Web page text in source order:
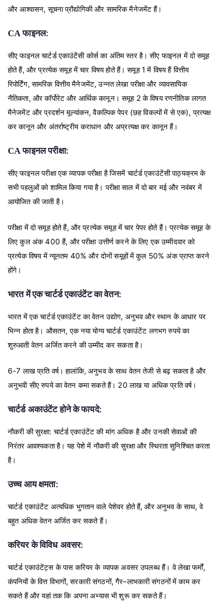
और आश्वासन,सूचना प्रौद्योगिकी और सामरिक मैनेजमेंट हैं।
CA फाइनल:
सीए फाइनल चार्टर्ड एकाउंटेंसी कोर्स का अंतिम स्तर है। सीए फाइनल में दो समूह
होते हैं, और प्रत्येक समूह में चार विषय होते हैं। समूह1में विषय हैं वित्तीय
रिपोर्टिंग,सामरिक वित्तीय मैनेजमेंट,उन्नत लेखा परीक्षा और व्यावसायिक
नैतिकता, और कॉर्पोरेट और आर्थिक कानून। समूह2के विषय रणनीतिक लागत
मैनेजमेंट और प्रदर्शन मूल्यांकन,वैकल्पिक पेपर(छह विकल्पों में से एक),प्रत्यक्ष
कर कानून और अंतर्राष्ट्रीय कराधान और अप्रत्यक्ष कर कानून हैं।
CA फाइनल परीक्षा:
सीए फाइनल परीक्षा एक व्यापक परीक्षा है जिसमें चार्टर्ड एकाउंटेंसी पाठ्यक्रम के
सभी पहलुओं को शामिल किया गया है। परीक्षा साल में दो बार मई और नवंबर में
आयोजित की जाती है।
परीक्षा में दो समूह होते हैं, और प्रत्येक समूह में चार पेपर होते हैं। प्रत्येक समूह के
लिए कुल अंक400हैं, और परीक्षा उत्तीर्ण करने के लिए एक उम्मीदवार को
प्रत्येक विषय में न्यूनतम 40%और दोनों समूहों में कुल 50%अंक प्राप्त करने
होंगे।
भारत में एक चार्टर्ड एकाउंटेंट का वेतन:
भारत में एक चार्टर्ड एकाउंटेंट का वेतन उद्योग, अनुभव और स्थान के आधार पर
भिन्न होता है। औसतन,एक नया योग्य चार्टर्ड एकाउंटेंट लगभग रुपये का
शुरुआती वेतन अर्जित करने की उम्मीद कर सकता है।
6-7लाख प्रति वर्ष। हालांकि,अनुभव के साथ वेतन तेजी से बढ़ सकता है और
अनुभवी सीए रुपये का वेतन कमा सकते हैं। 20लाख या अधिक प्रति वर्ष।
चार्टर्ड अकाउंटेंट होने के फायदे:
नौकरी की सुरक्षा:चार्टर्ड एकाउंटेंट की मांग अधिक है और उनकी सेवाओं की
निरंतर आवश्यकता है। यह पेशे में नौकरी की सुरक्षा और स्थिरता सुनिश्चित करता
है।
उच्च आय क्षमता:
चार्टर्ड एकाउंटेंट अत्यधिक भुगतान वाले पेशेवर होते हैं,और अनुभव के साथ,वे
बहुत अधिक वेतन अर्जित कर सकते हैं।
करियर के विविध अवसर:
चार्टर्ड एकाउंटेंट्स के पास करियर के व्यापक अवसर उपलब्ध हैं। वे लेखा फर्मों,
कंपनियों के वित्त विभागों,सरकारी संगठनों,गैर–लाभकारी संगठनों में काम कर
सकते हैं और यहां तक कि अपना अभ्यास भी शुरू कर सकते हैं।